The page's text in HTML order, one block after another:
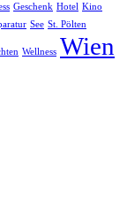
Geschenk Hotel Kino
See St. Pölten
Wellness Wien